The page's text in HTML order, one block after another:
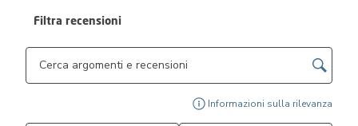
Filtra recensioni
Cerca argomenti e ricerca delle recensioni
Informazioni sulla rilevanza